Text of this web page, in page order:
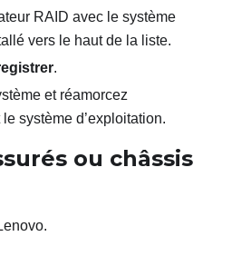
RAID avec le système
vers le haut de la liste.
.
et réamorcez
système d’exploitation.
ou châssis